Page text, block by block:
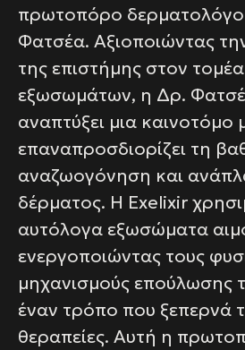
πρωτοπόρο
Φατσέα. Αξιοποιώντας
της επιστήμης στον
εξωσωμάτων, η Δρ.
αναπτύξει μια
επαναπροσδιορίζει τη
αναζωογόνηση και
δέρματος. Η Exelixir
αυτόλογα εξωσώματα
ενεργοποιώντας τους
μηχανισμούς επούλωσης
έναν τρόπο που ξεπερνά
θεραπείες. Αυτή η